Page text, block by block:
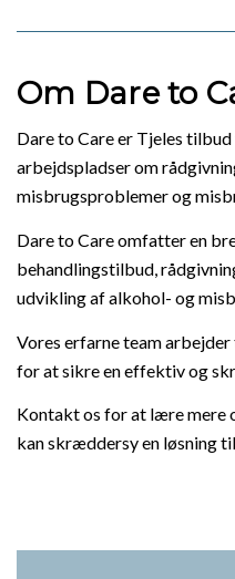
Om Dare to
Dare to Care er Tjeles
arbejdspladser om
misbrugsproblemer og
Dare to Care omfatter en
behandlingstilbud,
udvikling af alkohol- og
Vores erfarne team
for at sikre en effektiv og
Kontakt os for at lære mere
kan skræddersy en løsning